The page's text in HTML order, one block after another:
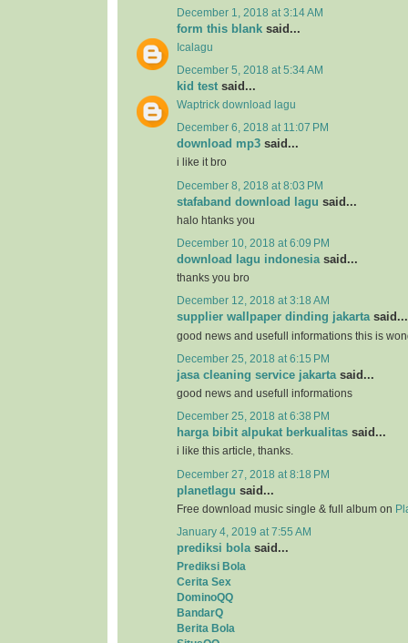
December 1, 2018 at 3:14 AM
form this blank said...
Icalagu
December 5, 2018 at 5:34 AM
kid test said...
Waptrick download lagu
December 6, 2018 at 11:07 PM
download mp3 said...
i like it bro
December 8, 2018 at 8:03 PM
stafaband download lagu said...
halo htanks you
December 10, 2018 at 6:09 PM
download lagu indonesiasaid...
thanks you bro
December 12, 2018 at 3:18 AM
supplier wallpaper dinding jakartasaid...
good news and usefull informations this is
December 25, 2018 at 6:15 PM
jasa cleaning service jakarta said...
good news and usefull informations
December 25, 2018 at 6:38 PM
harga bibit alpukat berkualitas said...
i like this article, thanks.
December 27, 2018 at 8:18 PM
planetlagu said...
Free download music single & full album on
January 4, 2019 at 7:55 AM
prediksi bola said...
Prediksi Bola
Cerita Sex
DominoQQ
BandarQ
Berita Bola